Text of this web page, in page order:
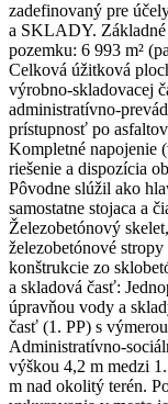
zadefinovaný pre
a SKLADY. Základné
pozemku: 6 993 m²
Celková úžitková
výrobno-skladovacej
administratívno-
prístupnosť po
Kompletné napojenie
riešenie a dispozícia
Pôvodne slúžil ako
samostatne stojaca a
Železobetónový
železobetónové
konštrukcie zo
a skladová časť:
úpravňou vody a
časť (1. PP) s
Administratívno-
výškou 4,2 m medzi
m nad okolitý terén.